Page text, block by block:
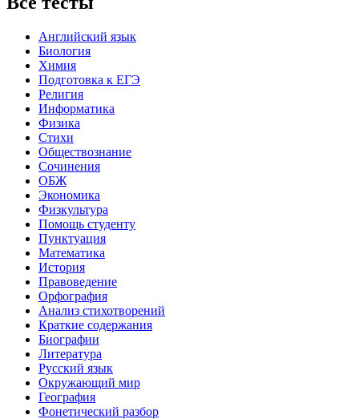
Английский язык
Биология
Химия
Подготовка к ЕГЭ
Религия
Информатика
Физика
Стихи
Обществознание
Сочинения
ОБЖ
Экономика
Физкультура
Помощь студенту
Пунктуация
Математика
История
Правоведение
Орфография
Анализ стихотворений
Краткие содержания
Биографии
Литература
Русский язык
Окружающий мир
География
Фонетический разбор